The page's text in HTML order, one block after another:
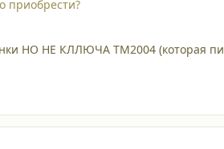
приобрести?
НО НЕ КЛЛЮЧА ТМ2004 (которая